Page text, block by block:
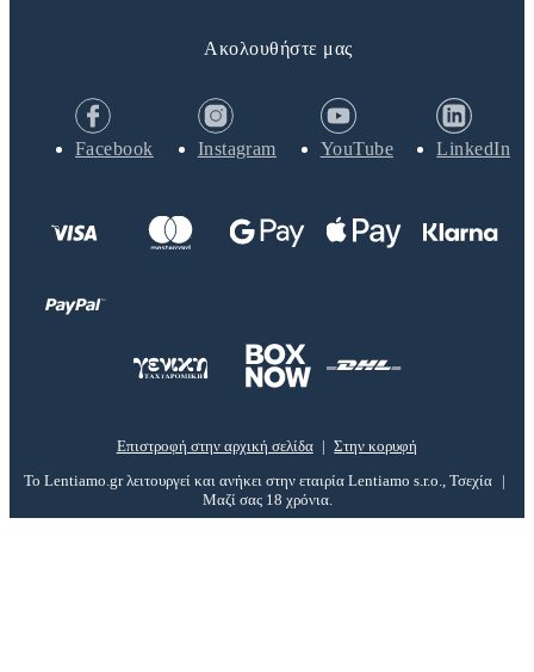
Ακολουθήστε μας
Facebook Instagram YouTube LinkedIn
Επιστροφή στην αρχική σελίδα
Στην κορυφή
Το Lentiamo.gr λειτουργεί και ανήκει στην εταιρία Lentiamo s.r.o., Τσεχία
Μαζί σας 18 χρόνια.